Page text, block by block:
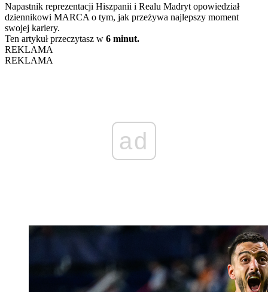
Napastnik reprezentacji Hiszpanii i Realu Madryt opowiedział
dziennikowi MARCA o tym, jak przeżywa najlepszy moment
swojej kariery.
Ten artykuł przeczytasz w 6 minut.
REKLAMA
REKLAMA
ad